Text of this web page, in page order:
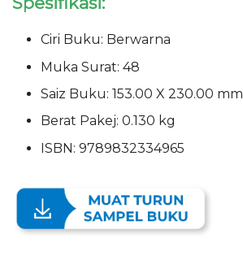
Ciri Buku: Berwarna
Muka Surat: 48
Saiz Buku: 153.00 X 230.00 mm
Berat Pakej: 0.130 kg
ISBN: 9789832334965